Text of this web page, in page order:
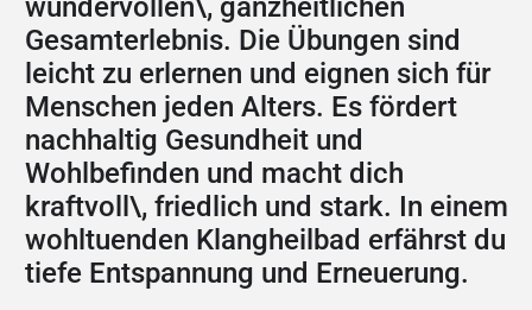
wundervollen\, ganzheitlichen
Gesamterlebnis. Die Übungen sind
leicht zu erlernen und eignen sich für
Menschen jeden Alters. Es fördert
nachhaltig Gesundheit und
Wohlbefinden und macht dich
kraftvoll\, friedlich und stark. In einem
wohltuenden Klangheilbad erfährst du
tiefe Entspannung und Erneuerung.